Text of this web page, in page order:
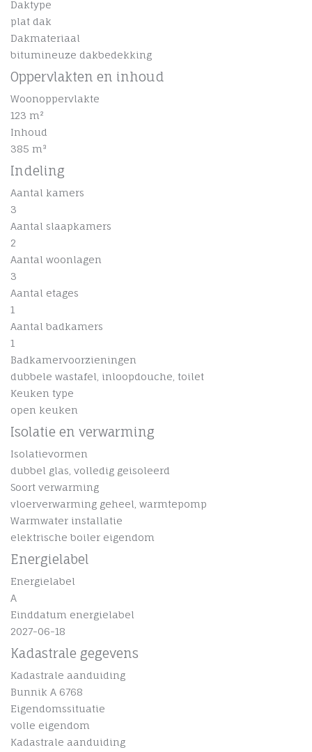
Daktype
plat dak
Dakmateriaal
bitumineuze dakbedekking
Oppervlakten en inhoud
Woonoppervlakte
123 m²
Inhoud
385 m³
Indeling
Aantal kamers
3
Aantal slaapkamers
2
Aantal woonlagen
3
Aantal etages
1
Aantal badkamers
1
Badkamervoorzieningen
dubbele wastafel, inloopdouche, toilet
Keuken type
open keuken
Isolatie en verwarming
Isolatievormen
dubbel glas, volledig geisoleerd
Soort verwarming
vloerverwarming geheel, warmtepomp
Warmwater installatie
elektrische boiler eigendom
Energielabel
Energielabel
A
Einddatum energielabel
2027-06-18
Kadastrale gegevens
Kadastrale aanduiding
Bunnik A 6768
Eigendomssituatie
volle eigendom
Kadastrale aanduiding